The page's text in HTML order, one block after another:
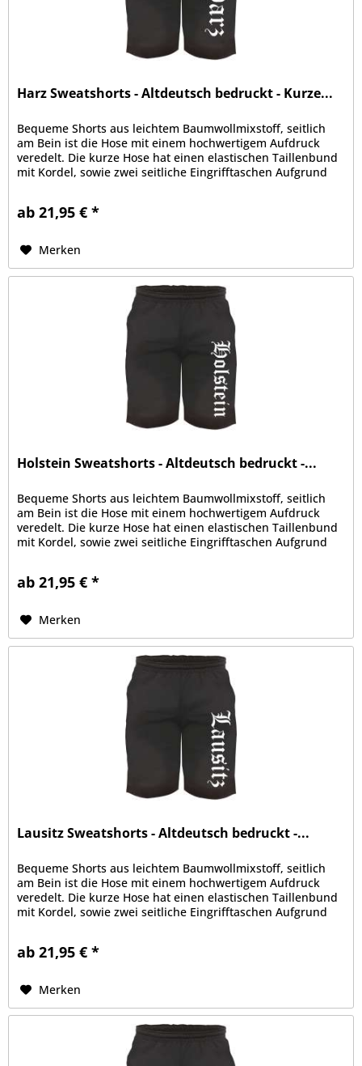
Harz Sweatshorts - Altdeutsch bedruckt - Kurze...
Bequeme Shorts aus leichtem Baumwollmixstoff, seitlich
am Bein ist die Hose mit einem hochwertigem Aufdruck
veredelt. Die kurze Hose hat einen elastischen Taillenbund
mit Kordel, sowie zwei seitliche Eingrifftaschen Aufgrund
ab 21,95 € *
Merken
Holstein Sweatshorts - Altdeutsch bedruckt -...
Bequeme Shorts aus leichtem Baumwollmixstoff, seitlich
am Bein ist die Hose mit einem hochwertigem Aufdruck
veredelt. Die kurze Hose hat einen elastischen Taillenbund
mit Kordel, sowie zwei seitliche Eingrifftaschen Aufgrund
ab 21,95 € *
Merken
Lausitz Sweatshorts - Altdeutsch bedruckt -...
Bequeme Shorts aus leichtem Baumwollmixstoff, seitlich
am Bein ist die Hose mit einem hochwertigem Aufdruck
veredelt. Die kurze Hose hat einen elastischen Taillenbund
mit Kordel, sowie zwei seitliche Eingrifftaschen Aufgrund
ab 21,95 € *
Merken